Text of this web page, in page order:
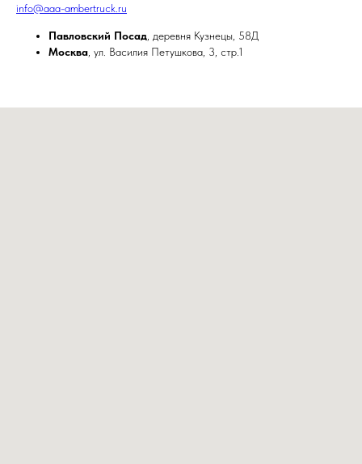
info@aaa-ambertruck.ru
Павловский Посад , деревня Кузнецы, 58Д
Москва , ул. Василия Петушкова, 3, стр.1